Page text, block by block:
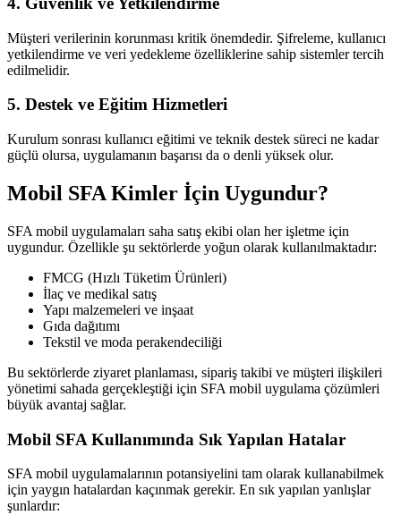
Müşteri verilerinin korunması kritik önemdedir. Şifreleme, kullanıcı
yetkilendirme ve veri yedekleme özelliklerine sahip sistemler tercih
edilmelidir.
5. Destek ve Eğitim Hizmetleri
Kurulum sonrası kullanıcı eğitimi ve teknik destek süreci ne kadar
güçlü olursa, uygulamanın başarısı da o denli yüksek olur.
Mobil SFA Kimler İçin Uygundur?
SFA mobil uygulamaları saha satış ekibi olan her işletme için
uygundur. Özellikle şu sektörlerde yoğun olarak kullanılmaktadır:
FMCG (Hızlı Tüketim Ürünleri)
İlaç ve medikal satış
Yapı malzemeleri ve inşaat
Gıda dağıtımı
Tekstil ve moda perakendeciliği
Bu sektörlerde ziyaret planlaması, sipariş takibi ve müşteri ilişkileri
yönetimi sahada gerçekleştiği için SFA mobil uygulama çözümleri
büyük avantaj sağlar.
Mobil SFA Kullanımında Sık Yapılan Hatalar
SFA mobil uygulamalarının potansiyelini tam olarak kullanabilmek
için yaygın hatalardan kaçınmak gerekir. En sık yapılan yanlışlar
şunlardır: